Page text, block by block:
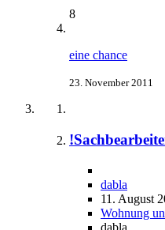
8
eine chance
23. November 2011
dabla
11. August
Wohnung
dabla